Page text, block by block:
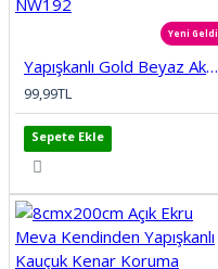
Yeni Geldi
Yapışkanlı Gold Beyaz Akustik Esnek 3D Lambiri 68x68cm Ofis Salon Ev Köpük Duvar Paneli Kağıdı NW192
99,99TL
Sepete Ekle